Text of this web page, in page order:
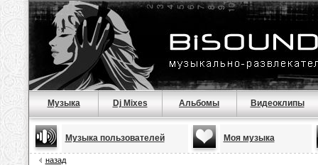
Музыка Dj Mixes Альбомы Видеоклипы
Музыка пользователей Моя музыка
назад